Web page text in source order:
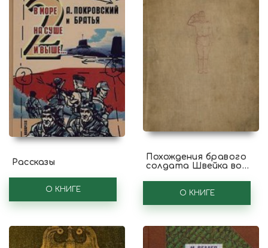
Рассказы
О КНИГЕ
Похождения бравого
солдата Швейка во
Окончание
О КНИГЕ